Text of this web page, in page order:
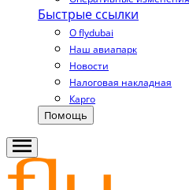
Быстрые ссылки
О flydubai
Наш авиапарк
Новости
Налоговая накладная
Карго
Помощь